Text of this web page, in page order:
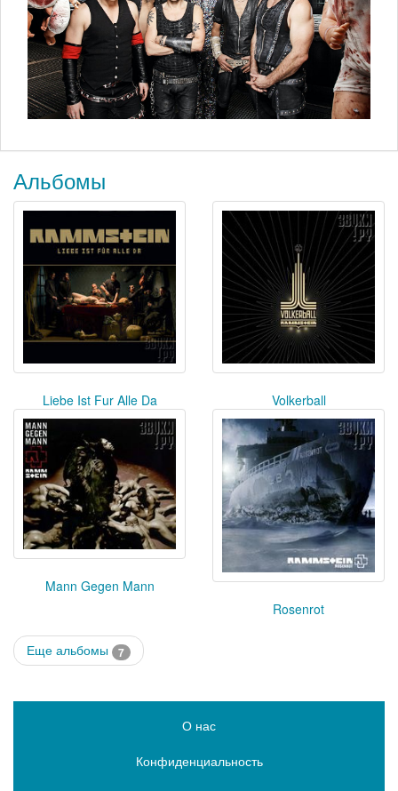
Альбомы
Liebe Ist Fur Alle Da Volkerball
Mann Gegen Mann
Rosenrot
Еще альбомы 7
О нас
Конфиденциальность